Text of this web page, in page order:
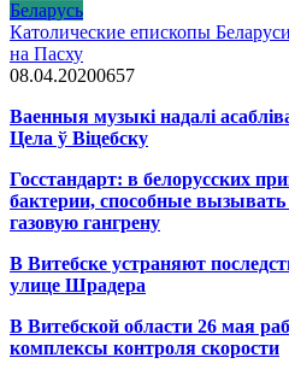
Беларусь
Католические епископы
на Пасху
08.04.20200657
Ваенныя музыкі надалі
Цела ў Віцебску
Госстандарт: в белорусских
бактерии, способные
газовую гангрену
В Витебске устраняют
улице Шрадера
В Витебской области 26 мая
комплексы контроля скорости